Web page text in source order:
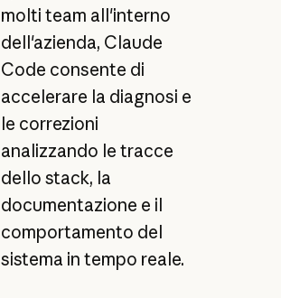
molti team all'interno
dell'azienda, Claude
Code consente di
accelerare la diagnosi e
le correzioni
analizzando le tracce
dello stack, la
documentazione e il
comportamento del
sistema in tempo reale.